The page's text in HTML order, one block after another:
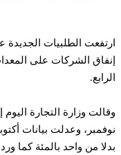
الطلبيات الجديدة
الشركات على المعدات
من واحد بالمئة كما ورد